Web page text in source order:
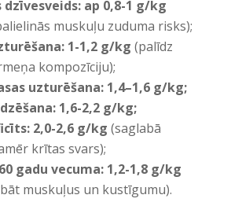
ap 0,8-1 g/kg
muskuļu zuduma risks);
1-1,2 g/kg (palīdz
kompozīciju);
uzturēšana: 1,4–1,6 g/kg;
1,6-2,2 g/kg;
2,0-2,6 g/kg (saglabā
krītas svars);
gadu vecuma: 1,2-1,8 g/kg
muskuļus un kustīgumu).